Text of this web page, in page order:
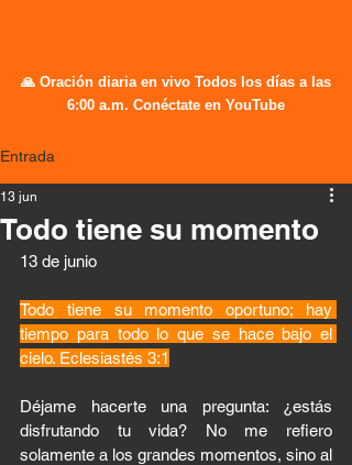
🙏 Oración diaria en vivo Todos los días a las
6:00 a.m. Conéctate en YouTube
Entrada
Todo tiene su momento
13 jun
13 de junio
Todo tiene su momento oportuno; hay
tiempo para todo lo que se hace bajo el
cielo. Eclesiastés 3:1
Déjame hacerte una pregunta: ¿estás
disfrutando tu vida? No me refiero
solamente a los grandes momentos, sino al